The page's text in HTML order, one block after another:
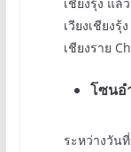
เวียงเชียง
เชียงราย
โซนอ
ระหว่างวัน